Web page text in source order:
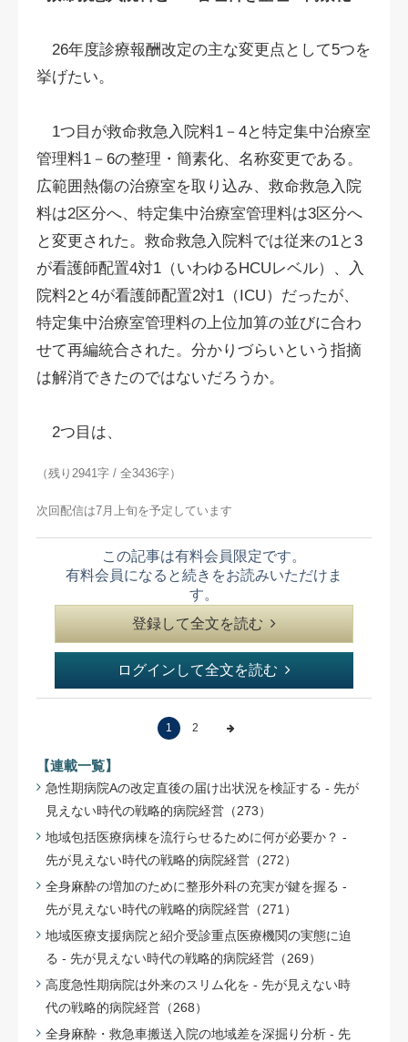
26年度診療報酬改定の主な変更点として5つを
挙げたい。
1つ目が救命救急入院料1－4と特定集中治療室
管理料1－6の整理・簡素化、名称変更である。
広範囲熱傷の治療室を取り込み、救命救急入院
料は2区分へ、特定集中治療室管理料は3区分へ
と変更された。救命救急入院料では従来の1と3
が看護師配置4対1（いわゆるHCUレベル）、入
院料2と4が看護師配置2対1（ICU）だったが、
特定集中治療室管理料の上位加算の並びに合わ
せて再編統合された。分かりづらいという指摘
は解消できたのではないだろうか。
2つ目は、
（残り2941字 / 全3436字）
次回配信は7月上旬を予定しています
この記事は有料会員限定です。
有料会員になると続きをお読みいただけま
す。
登録して全文を読む
ログインして全文を読む
1 2
【連載一覧】
急性期病院Aの改定直後の届け出状況を検証する - 先が
見えない時代の戦略的病院経営（273）
地域包括医療病棟を流行らせるために何が必要か？ -
先が見えない時代の戦略的病院経営（272）
全身麻酔の増加のために整形外科の充実が鍵を握る -
先が見えない時代の戦略的病院経営（271）
地域医療支援病院と紹介受診重点医療機関の実態に迫
る - 先が見えない時代の戦略的病院経営（269）
高度急性期病院は外来のスリム化を - 先が見えない時
代の戦略的病院経営（268）
全身麻酔・救急車搬送入院の地域差を深掘り分析 - 先